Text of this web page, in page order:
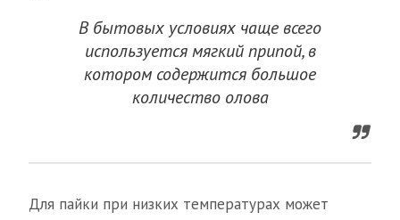
В бытовых условиях чаще всего
используется мягкий припой, в
котором содержится большое
количество олова
Для пайки при низких температурах может